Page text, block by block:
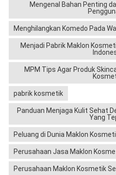
Mengenal Bahan Penting
Menghilangkan Komedo Pada
Menjadi Pabrik Maklon
MPM Tips Agar Produk
pabrik kosmetik
Panduan Menjaga Kulit Sehat
Yang
Peluang di Dunia Maklon
Perusahaan Jasa Maklon
Perusahaan Maklon Kosmetik